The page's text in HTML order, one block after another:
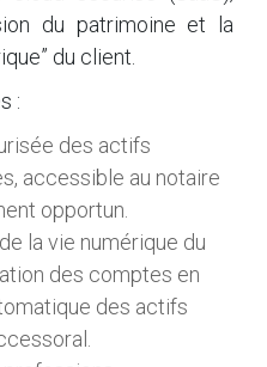
du patrimoine et la
du client.
:
des actifs
accessible au notaire
opportun.
la vie numérique du
des comptes en
des actifs